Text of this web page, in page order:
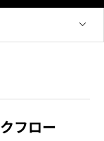
フロー